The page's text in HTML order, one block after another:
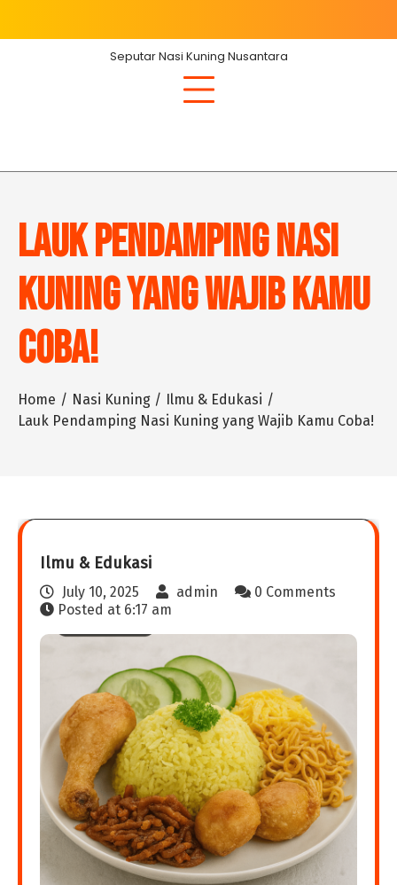
Seputar Nasi Kuning Nusantara
Lauk Pendamping Nasi
Kuning yang Wajib Kamu
Coba!
Home Nasi Kuning
Ilmu & Edukasi
Lauk Pendamping Nasi Kuning yang Wajib Kamu Coba!
Ilmu & Edukasi
July 10, 2025 admin
0 Comments
Posted at 6:17 am